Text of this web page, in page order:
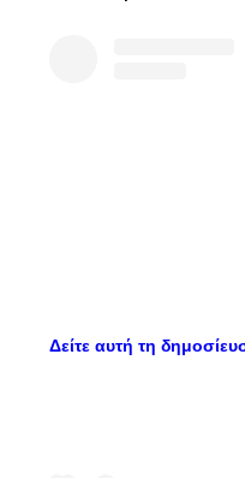
Δείτε αυτή τη